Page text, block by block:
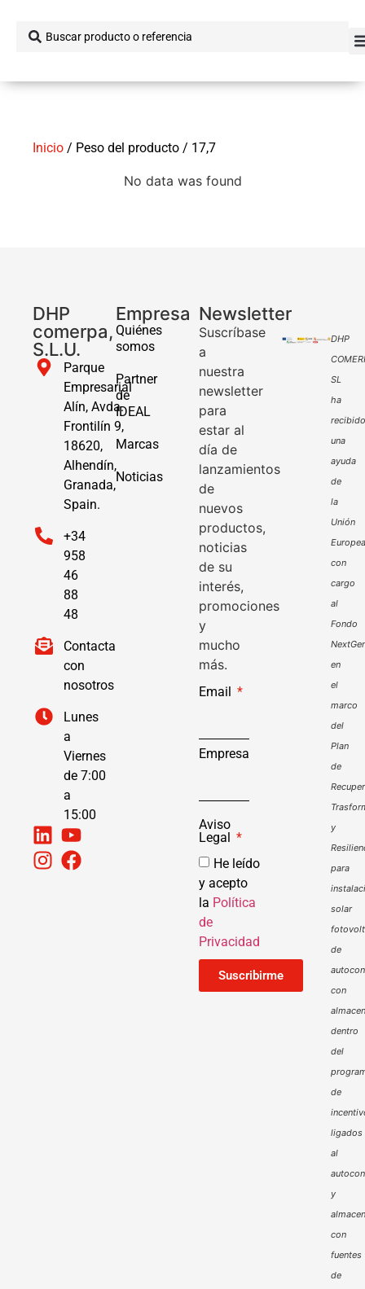
Inicio / Peso del producto / 17,7
No data was found
DHP
comerpa,
S.L.U.
Parque
Empresarial
Alín, Avda.
Frontilín 9,
18620,
Alhendín,
Granada,
Spain.
+34
958
46
88
48
Contacta
con
nosotros
Lunes
a
Viernes
de 7:00
a
15:00
Empresa
Quiénes
somos
Partner
de
IDEAL
Marcas
Noticias
Newsletter
Suscríbase
a
nuestra
newsletter
para
estar al
día de
lanzamientos
de
nuevos
productos,
noticias
de su
interés,
promociones
y
mucho
más.
Email
Empresa
Aviso
Legal
He leído
y acepto
la Política
de
Privacidad
Suscribirme
DHP
SL
ha
recibido
una
ayuda
de
la
Unión
Europea
con
cargo
al
Fondo
en
el
marco
del
Plan
de
y
para
solar
de
con
dentro
del
de
ligados
al
y
con
fuentes
de